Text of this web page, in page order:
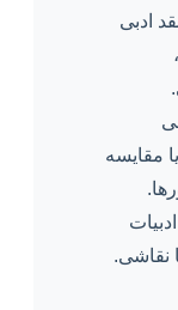
ادبی
مقایسه
ادبیات
نقاشی.